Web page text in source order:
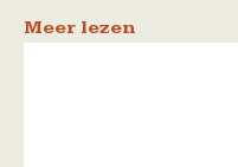
Meer lezen